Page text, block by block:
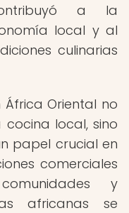
a la
local y al
culinarias
Oriental no
local, sino
papel crucial en
comerciales
y
africanas se